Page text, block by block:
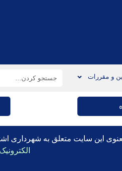
و مقررات
این سایت متعلق به شهرداری
الکترونیک